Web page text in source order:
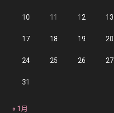
10 11 12 13
17 18 19 20
24 25 26 27
31
« 1月